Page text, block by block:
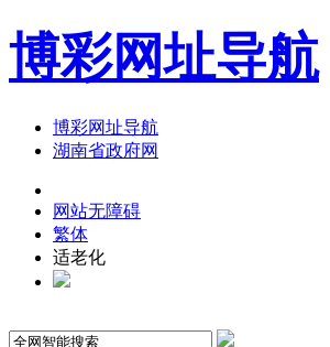
博彩网址导航
博彩网址导航
湖南省政府网
网站无障碍
繁体
适老化